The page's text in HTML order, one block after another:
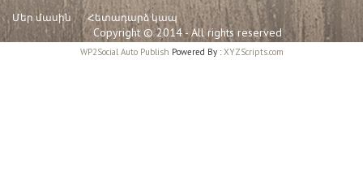
Մեր մասին Հետադարձ կապ
Copyright © 2014 - All rights reserved
WP2Social Auto Publish Powered By :XYZScripts.com